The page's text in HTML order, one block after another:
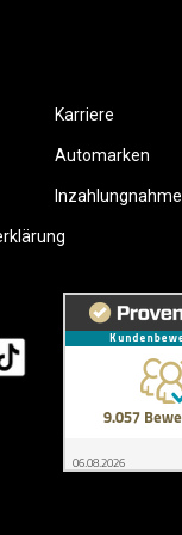
Karriere
Automarken
Inzahlungnahme